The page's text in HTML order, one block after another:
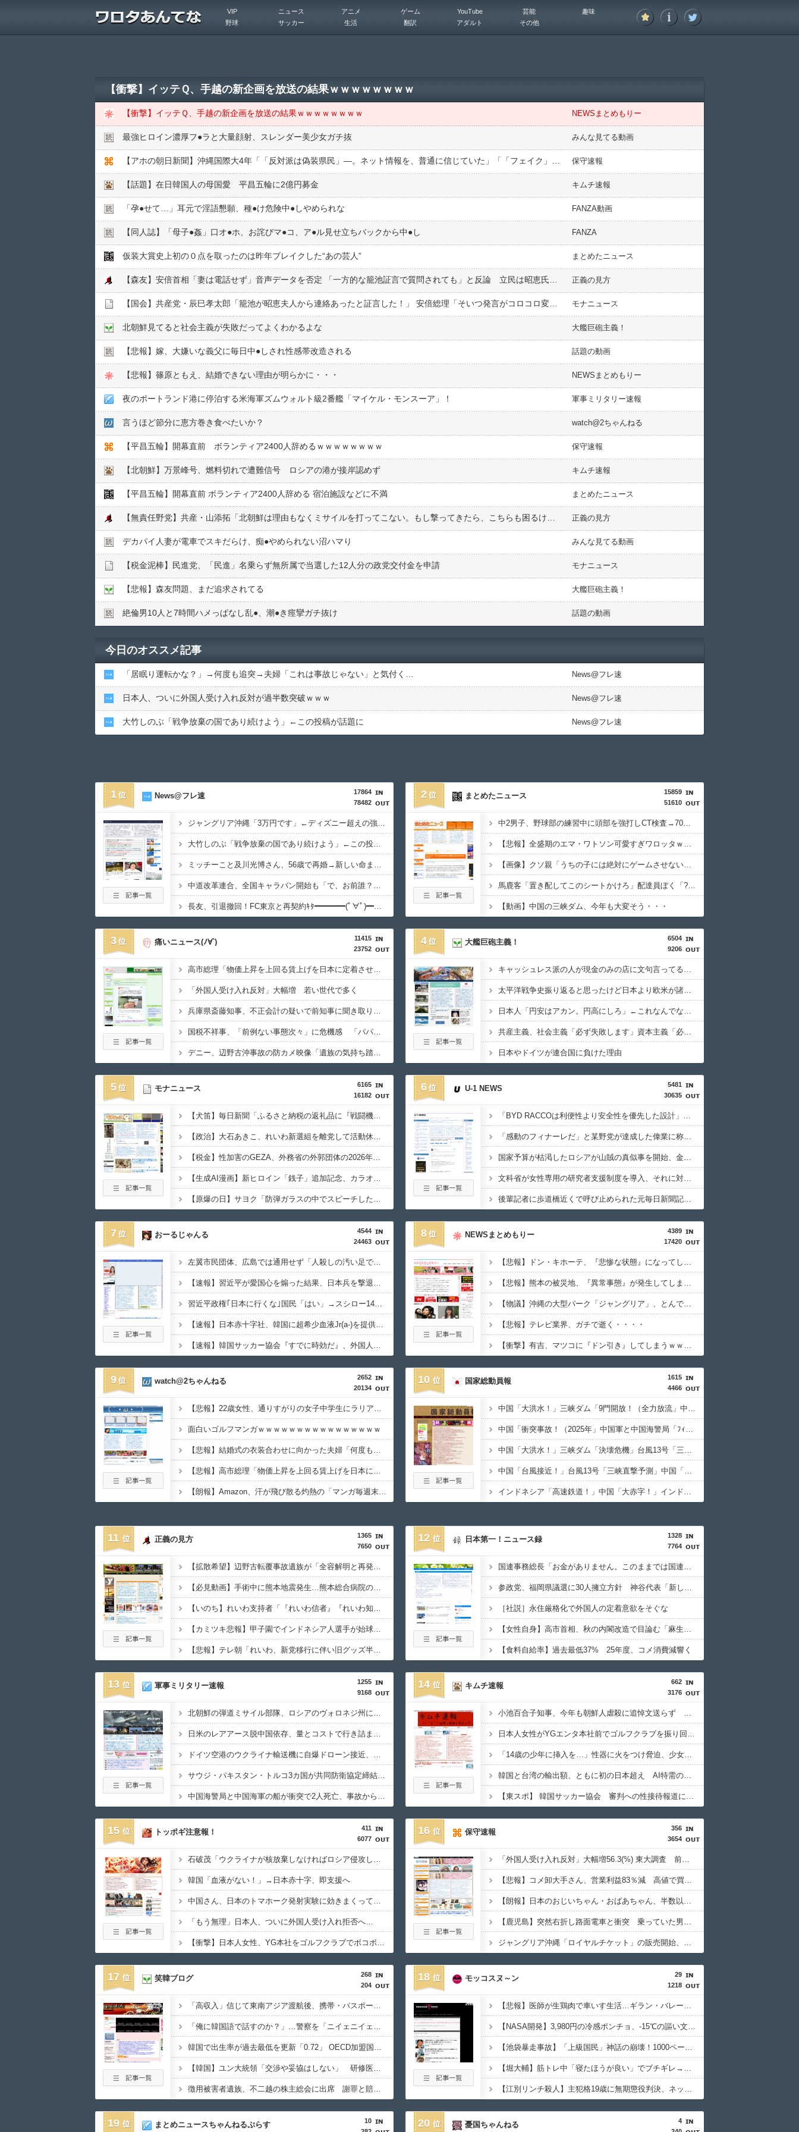
VIP ニュース アニメ ゲーム YouTube 芸能
趣味
野球
サッカー 生活 翻訳 アダルト その他
【衝撃】イッテＱ、手越の新企画を放送の結果ｗｗｗｗｗｗｗｗ
【衝撃】イッテＱ、手越の新企画を放送の結果ｗｗｗｗｗｗｗｗ NEWSまとめもりー
最強ヒロイン濃厚フ●︎ラと大量顔射、スレンダー美少女ガチ抜 みんな見てる動画
保守速報
【話題】在日韓国人の母国愛 平昌五輪に2億円募金 キムチ速報
「孕●︎せて…」耳元で淫語懇願、種●︎け危険中●︎しやめられな FANZA動画
【同人誌】「母子●︎姦」口オ●︎ホ、お詫びマ●︎コ、ア●︎ル見せ立ちバックから中●︎し FANZA
仮装大賞史上初の０点を取ったのは昨年ブレイクした“あの芸人” まとめたニュース
正義の見方
モナニュース
北朝鮮見てると社会主義が失敗だってよくわかるよな 大艦巨砲主義！
【悲報】嫁、大嫌いな義父に毎日中●︎しされ性感帯改造される 話題の動画
【悲報】篠原ともえ、結婚できない理由が明らかに・・・ NEWSまとめもりー
夜のポートランド港に停泊する米海軍ズムウォルト級2番艦「マイケル・モンスーア」！ 軍事ミリタリー速報
言うほど節分に恵方巻き食べたいか？ watch@2ちゃんねる
【平昌五輪】開幕直前 ボランティア2400人辞めるｗｗｗｗｗｗｗｗ 保守速報
【北朝鮮】万景峰号、燃料切れで遭難信号 ロシアの港が接岸認めず キムチ速報
【平昌五輪】開幕直前 ボランティア2400人辞める 宿泊施設などに不満 まとめたニュース
正義の見方
デカパイ人妻が電車でスキだらけ、痴●︎やめられない沼ハマり みんな見てる動画
【税金泥棒】民進党、「民進」名乗らず無所属で当選した12人分の政党交付金を申請 モナニュース
【悲報】森友問題、まだ追求されてる 大艦巨砲主義！
絶倫男10人と7時間ハメっぱなし乱●︎、潮●︎き痙攣ガチ抜け 話題の動画
今日のオススメ記事
「居眠り運転かな？」→何度も追突→夫婦「これは事故じゃない」と気付く… News@フレ速
日本人、ついに外国人受け入れ反対が過半数突破ｗｗｗ News@フレ速
大竹しのぶ「戦争放棄の国であり続けよう」←この投稿が話題に News@フレ速
1
17864
78482
News@フレ速
ジャングリア沖縄「3万円です」←ディズニー超えの強気価格ｗｗｗ
大竹しのぶ「戦争放棄の国であり続けよう」←この投稿が話題に
ミッチーこと及川光博さん、56歳で再婚→新しい命まで授かるｗｗｗｗｗ
中道改革連合、全国キャラバン開始も「で、お前誰？」状態ｗｗｗｗｗ
長友、引退撤回！FC東京と再契約ｷﾀ━━━━(ﾟ∀ﾟ)━━━━!!
2
15859
51610
まとめたニュース
中2男子、野球部の練習中に頭部を強打しCT検査→70代医師「問題ないです」→他人のCT画像で中学生死亡
【悲報】全盛期のエマ・ワトソン可愛すぎワロッタｗｗｗｗｗｗｗｗｗ
【画像】クソ親「うちの子には絶対にゲームさせないしテレビも見させない！！！！！」
馬鹿客「置き配してこのシートかけろ」配達員ぼく「????」
【動画】中国の三峡ダム、今年も大変そう・・・
3
11415
23752
痛いニュース(ﾉ∀`)
高市総理「物価上昇を上回る賃上げを日本に定着させる」 →国家公務員月給3.51％増へ 人事院の勧告を受け
「外国人受け入れ反対」大幅増 若い世代で多く
兵庫県斎藤知事、不正会計の疑いで前知事に聞き取り調査へ
国税不祥事、「前例ない事態次々」に危機感 「パパ活」、情報漏えいも
デニー、辺野古沖事故の防カメ映像「遺族の気持ち踏まえたものかくみ取り切れず」
4
6504
9206
大艦巨砲主義！
キャッシュレス派の人が現金のみの店に文句言ってるのってどう思う？
太平洋戦争史振り返ると思ったけど日本より欧米が諸悪の根源やん
日本人「円安はアカン。円高にしろ」←これなんでなんや
共産主義、社会主義「必ず失敗します」資本主義「必ず少子化します」
日本やドイツが連合国に負けた理由
5
6165
16182
モナニュース
【犬笛】毎日新聞「ふるさと納税の返礼品に『戦闘機の清掃体験』」→サヨク発狂「徴兵制ガー！」…ネット「どういう論理構造を立てた結果その思考に至ったんだ？」
【政治】大石あきこ、れいわ新選組を離党して活動休止…「スジは通します」とは何だったのか
【税金】性加害のGEZA、外務省の外郭団体の2026年度準公金事業に選ばれていた…ネット「首相を小馬鹿にしながら公金に群がってたの？」「右手で補助金もらいながら左手で反政府」
【生成AI漫画】新ヒロイン「銭子」追加記念、カラオケ懇親パーティー
【原爆の日】サヨク「防弾ガラスの中でスピーチした総理がこれまでいたんだろうか。オバマ大統領でさえ、防弾ガラスなんてなかった！」→石破茂＆オバマ大統領も使ってました
6
5481
30635
U-1 NEWS
「BYD RACCOは利便性より安全性を優先した設計」とEV推進派がスカスカ構造を絶賛、これがRACCOの一番の特徴よな
「感動のフィナーレだ」と某野党が達成した偉業に称賛の声が殺到、なんかヒーロー番組の最終回を見ているような気分に……
国家予算が枯渇したロシアが山賊の真似事を開始、金銀貴金属じゃなくて自動車とかってところがリアリティありすぎる……
文科省が女性専用の研究者支援制度を導入、それに対して子育て負担に苦しむ若手男性研究者は……
後輩記者に歩道橋近くで呼び止められた元毎日新聞記者、「元毎日と名乗ってSNSで活動するな」と要求されてしまい……
7
4544
24463
おーるじゃんる
左翼市民団体、広島では通用せず「人殺しの汚い足で広島の土を踏むな！」→広島県民「お前らの方が汚いんじゃ！」「ワシらが広島県民じゃ」
【速報】習近平が愛国心を煽った結果、日本兵を撃退する「抗日テーマパーク」が各地で人気 1000人超が軍服姿で一斉突撃！
習近平政権｢日本に行くな｣国民「はい」→スシロー14時間待ちｗ
【速報】日本赤十字社、韓国に超希少血液Jr(a-)を提供「韓国内では適合する血液を確保できなかった」※今回で4回目
【速報】韓国サッカー協会『すでに時効だ』、外国人審判らへ性的接待疑惑→ロンドン五輪は銅メダルはく奪の可能性「審判の国籍は日本、UAE、イラン」
8
4389
17420
NEWSまとめもりー
【悲報】ドン・キホーテ、『悲惨な状態』になってしまう・・・・
【悲報】熊本の被災地、『異常事態』が発生してしまう！！！！！！！！
【物議】沖縄の大型パーク「ジャングリア」、とんでもない物を投入してしまう！！！！！
【悲報】テレビ業界、ガチで逝く・・・・
【衝撃】有吉、マツコに『ドン引き』してしまうｗｗｗｗｗｗｗ
9
2652
20134
watch@2ちゃんねる
【悲報】22歳女性、通りすがりの女子中学生にラリアットして逮捕されるｗｗｗｗｗｗｗｗｗｗｗｗｗ
面白いゴルフマンガｗｗｗｗｗｗｗｗｗｗｗｗｗｗｗｗ
【悲報】結婚式の衣装合わせに向かった夫婦「何度も何度も追突され…何が目的か本当に理解できない」東名高速で続いた約1.7キロの追突
【悲報】高市総理「物価上昇を上回る賃上げを日本に定着させる」 →国家公務員月給3.51％増へ 地方公務員も追随する見通し
【朗報】Amazon、汗が飛び散る灼熱の「マンガ毎週末セール（50%還元）」を開催ｗｗｗｗｗｗｗｗｗｗ
10
1615
4466
国家総動員報
中国「大洪水！」三峡ダム「9門開放！（全力放流」中国都市「三峡沿線の道路水没」中国政府「高速道路封鎖！」中国ダム「緊急放流に合わせて開門（土砂崩れ発生」→
中国「衝突事故！（2025年」中国軍と中国海警局「ﾌｨﾘﾋﾟﾝ船の追跡中に衝突！（8/11」中国「2人死亡」中国政府「1年間隠蔽」日本「隠蔽された事実報道！（2026年」→
中国「大洪水！」三峡ダム「決壊危機」台風13号「三峡直撃確定」日本「最も強い勢力で接近！（伊勢湾台風級」台風13号と15号「中国本土でぶつかり合う（前代未聞」→
中国「台風接近！」台風13号「三峡直撃予測」中国「上流大洪水！（三峡上流」中国都市「8/5の映像（動画」三峡ダム「緊急放流（決壊危機」中国「下流大水害（震え声」→
インドネシア「高速鉄道！」中国「大赤字！」インドネシア「運営会社の株式購入！（負債対策」中国「はい（巨額負債」インドネシア「700km延伸計画！（実質中止」→
11
1365
7650
正義の見方
【拡散希望】辺野古転覆事故遺族が「全容解明と再発防止を求める会」設立 継続的に活動するためと説明、クラファン立ち上げも準備
【必見動画】手術中に熊本地震発生…熊本総合病院の例のカメラ映像、ノーカットver.が公開される
【いのち】れいわ支持者「『れいわ信者』『れいわ知能』は差別的。放送禁止用語にすべき。オールドメディアは配慮を」→かわりにピッタリの名称が爆誕してしまうw
【カミツキ悲報】甲子園でインドネシア人選手が始球式→日本保守党・百田尚樹代表「甲子園を政治利用するな！」
【悲報】テレ朝「れいわ、新党移行に伴い旧グッズ半額セール開催。でも『秘書給与疑惑』あるよね＾＾」
12
1328
7764
日本第一！ニュース録
国連事務総長「お金がありません。このままでは国連が完全崩壊します。助けて下さい」
参政党、福岡県議選に30人擁立方針 神谷代表「新しい選択肢を」
［社説］永住厳格化で外国人の定着意欲をそぐな
【女性自身】高市首相、秋の内閣改造で目論む「麻生支配からの脱却」…茂木敏充氏も小林鷹之氏もクビ
【食料自給率】過去最低37% 25年度、コメ消費減響く
13
1255
9168
軍事ミリタリー速報
北朝鮮の弾道ミサイル部隊、ロシアのヴォロネジ州に展開か…北朝鮮は本質的にウクライナと戦争状態に！
日米のレアアース脱中国依存、量とコストで行き詰まり…台湾メディア！
ドイツ空港のウクライナ輸送機に自爆ドローン接近、見つけた空港職員が蹴り落とす…高性能プラスチック爆弾搭載！
サウジ・パキスタン・トルコ3カ国が共同防衛協定締結…「イスラム版NATO」指摘も！
中国海警局と中国海軍の船が衝突で2人死亡、事故から約1年を経て公表…南シナ海でフィリピン船を追跡中！
14
662
3176
キムチ速報
小池百合子知事、今年も朝鮮人虐殺に追悼文送らず 関東大震災「毎年同じ、全ての方を慰霊」
日本人女性がYGエンタ本社前でゴルフクラブを振り回し逮捕…韓国
「14歳の少年に挿入を…」性器に火をつけ脅迫、少女達はモップで…657人が死亡した韓国“最悪の人権侵害”のおぞましすぎる実態
韓国と台湾の輸出額、ともに初の日本超え AI特需の恩恵で差 26年上期
【東スポ】 韓国サッカー協会 審判への性接待報道にＳＮＳ紛糾「徹底追及」「２００２年はどうなの？」
15
411
6077
トッポギ注意報！
石破茂「ウクライナが核放棄しなければロシア侵攻しなかった」
韓国「血液がない！」→日本赤十字、即支援へ
中国さん、日本のトマホーク発射実験に効きまくってしまうｗｗｗｗｗ
「もう無理」日本人、ついに外国人受け入れ拒否へ…
【衝撃】日本人女性、YG本社をゴルフクラブでボコボコにして現行犯逮捕ｗｗｗ
16
356
3654
保守速報
「外国人受け入れ反対」大幅増56.3(%) 東大調査 前回から20ポイント以上の爆増
【悲報】コメ卸大手さん、営業利益83％減 高値で買い込んだ米が売れず「損切り祭り」開幕へ
【朗報】日本のおじいちゃん・おばあちゃん、半数以上がSNSを使いこなしていたｗｗｗｗｗ
【鹿児島】突然右折し路面電車と衝突 乗っていた男女3人は車を放置しダッシュで逃走中
ジャングリア沖縄「ロイヤルチケット」の販売開始、大人29,700円にｗｗｗｗｗｗｗｗｗ
17
268
204
笑韓ブログ
「高収入」信じて東南アジア渡航後、携帯・パスポート奪われ監禁…韓国人の被害急増
「俺に韓国語で話すのか？」…警察を「ニイェニイェニイェ」とからかう韓国滞在外国人の投稿動画が物議
韓国で出生率が過去最低を更新「0.72」 OECD加盟国で唯一 1を下回る
【韓国】ユン大統領「交渉や妥協はしない」 研修医集団ボイコット受け
徴用被害者遺族、不二越の株主総会に出席 謝罪と賠償求める
18
29
1218
モッコスヌ～ン
【悲報】医師が生鶏肉で車いす生活…ギラン・バレー症候群の恐怖
【NASA開発】3,980円の冷感ポンチョ、-15℃の謳い文句にネット騒然
【池袋暴走事故】「上級国民」神話の崩壊！1000ページの法解釈が明かす不逮捕の真実
【堀大輔】筋トレ中「寝たほうが良い」でブチギレ→器具破壊の瞬間
【江別リンチ殺人】主犯格19歳に無期懲役判決、ネット「死刑でいい」と激怒
19
10
まとめニュースちゃんねるぷらす 20
4
憂国ちゃんねる